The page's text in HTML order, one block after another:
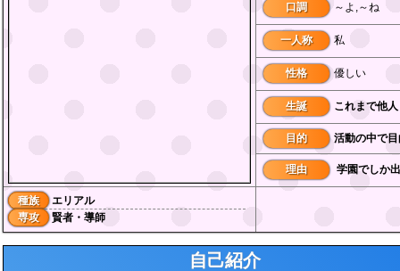
口調 ～よ,～ね
一人称 私
性格 優しい
生誕 これまで他
目的 活動の中で
理由 学園でしか
種族
エリアル
専攻
賢者・導師
自己紹介